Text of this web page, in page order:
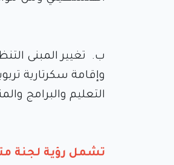
ب‌. تغيير المبنى
وإقامة سكرتارية
التعليم والبرامج
تشمل رؤية لجنة